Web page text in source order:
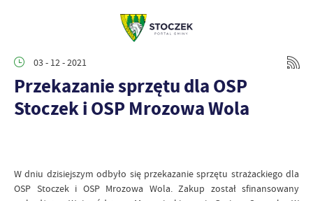
03 - 12 - 2021
Przekazanie sprzętu dla OSP
Stoczek i OSP Mrozowa Wola
W dniu dzisiejszym odbyło się przekazanie sprzętu strażackiego dla
OSP Stoczek i OSP Mrozowa Wola. Zakup został sfinansowany